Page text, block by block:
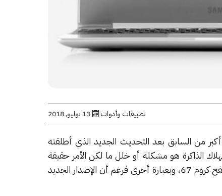
تطبيقات وأدوات 13 يوليو, 2018
من السابق بعد التحديث الجديد الذي أطلقته
الذاكرة هو مشكلة أو خلل ما لكن الأمر حقيقة
يكمن في أن هذا الازدياد سببه ميزة أخرى أطلقت على متصفح كروم 67، وبعبارة أخرى فرغم أن الإصدار الجديد